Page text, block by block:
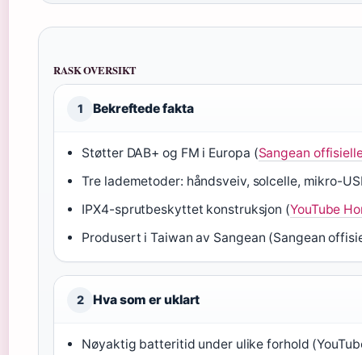
RASK OVERSIKT
1 Bekreftede fakta
Støtter DAB+ og FM i Europa (Sangean
Tre lademetoder: håndsveiv, solcelle, mikro-
IPX4-sprutbeskyttet konstruksjon (YouTube
Produsert i Taiwan av Sangean (Sangean
2 Hva som er uklart
Nøyaktig batteritid under ulike forhold